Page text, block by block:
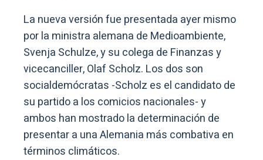
La nueva versión fue presentada ayer mismo
por la ministra alemana de Medioambiente,
Svenja Schulze, y su colega de Finanzas y
vicecanciller, Olaf Scholz. Los dos son
socialdemócratas -Scholz es el candidato de
su partido a los comicios nacionales- y
ambos han mostrado la determinación de
presentar a una Alemania más combativa en
términos climáticos.